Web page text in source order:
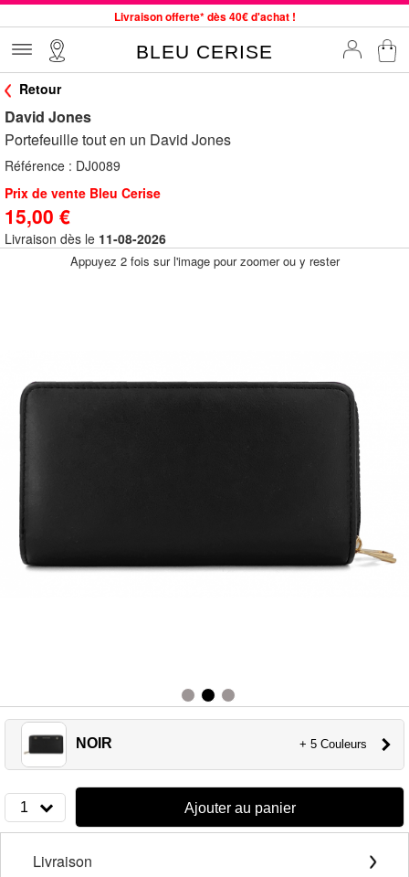
Livraison offerte* dès 40€ d'achat !
Commande avant 12h expédiée le jour même, du lundi au vendredi
Jusqu'à -75% sur le site du 29/07 au 27/08
Samsonite, Delsey, American Tourister, Little Marcel à Prix Bas
BLEU CERISE
Retour
David Jones
Portefeuille tout en un David Jones
Référence : DJ0089
Prix de vente Bleu Cerise
15,00 €
Livraison dès le 11-08-2026
Appuyez 2 fois sur l'image pour zoomer ou y rester
NOIR + 5 Couleurs
1 Ajouter au panier
Livraison